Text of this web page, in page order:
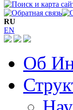
RU
EN
Об